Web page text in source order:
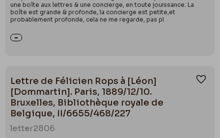
une boîte aux lettres & une concierge, en toute jouissance. La
boîte est grande & profonde, la concierge est petite,et
probablement profonde, cela ne me regarde, pas pl
Lettre de Félicien Rops à [Léon]
[Dommartin]. Paris, 1889/12/10.
Bruxelles, Bibliothèque royale de
Belgique, II/6655/468/227
letter2806